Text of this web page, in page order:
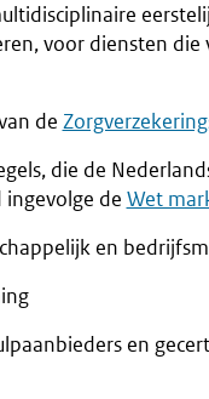
voor diensten
de
die de
de Wet
en
en